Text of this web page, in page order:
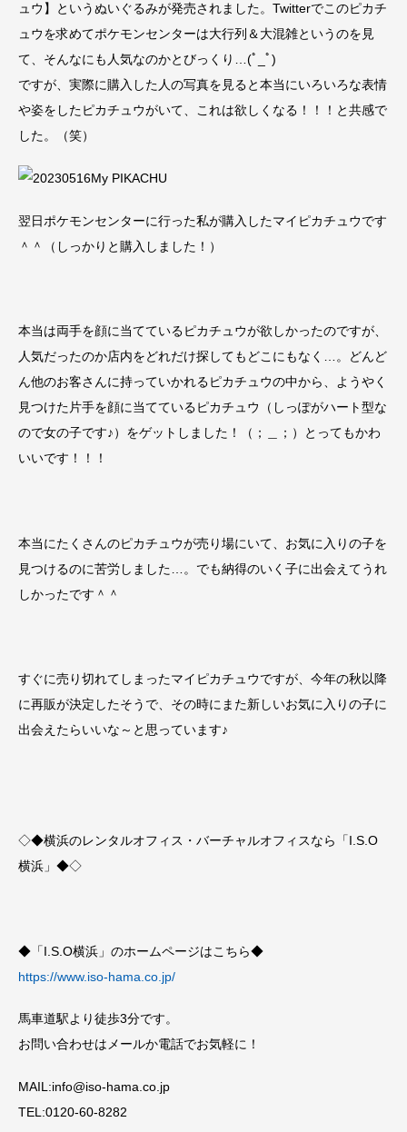
ュウ】というぬいぐるみが発売されました。Twitterでこのピカチ
ュウを求めてポケモンセンターは大行列＆大混雑というのを見
て、そんなにも人気なのかとびっくり…(ﾟ_ﾟ)
ですが、実際に購入した人の写真を見ると本当にいろいろな表情
や姿をしたピカチュウがいて、これは欲しくなる！！！と共感で
した。（笑）
翌日ポケモンセンターに行った私が購入したマイピカチュウです
＾＾（しっかりと購入しました！）
本当は両手を顔に当てているピカチュウが欲しかったのですが、
人気だったのか店内をどれだけ探してもどこにもなく…。どんど
ん他のお客さんに持っていかれるピカチュウの中から、ようやく
見つけた片手を顔に当てているピカチュウ（しっぽがハート型な
ので女の子です♪）をゲットしました！（；＿；）とってもかわ
いいです！！！
本当にたくさんのピカチュウが売り場にいて、お気に入りの子を
見つけるのに苦労しました…。でも納得のいく子に出会えてうれ
しかったです＾＾
すぐに売り切れてしまったマイピカチュウですが、今年の秋以降
に再販が決定したそうで、その時にまた新しいお気に入りの子に
出会えたらいいな～と思っています♪
◇◆横浜のレンタルオフィス・バーチャルオフィスなら「I.S.O
横浜」◆◇
◆「I.S.O横浜」のホームページはこちら◆
https://www.iso-hama.co.jp/
馬車道駅より徒歩3分です。
お問い合わせはメールか電話でお気軽に！
MAIL:info@iso-hama.co.jp
TEL:0120-60-8282